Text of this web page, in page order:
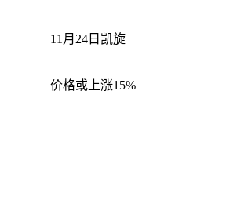
11月24日凯旋
价格或上涨15%